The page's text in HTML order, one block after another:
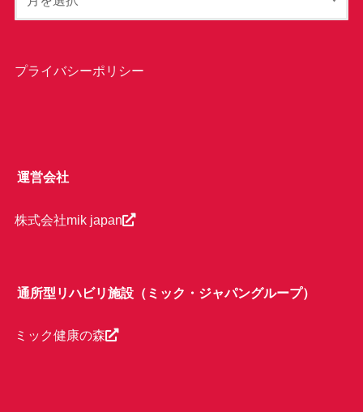
プライバシーポリシー
運営会社
株式会社mik japan
通所型リハビリ施設（ミック・ジャパングループ）
ミック健康の森